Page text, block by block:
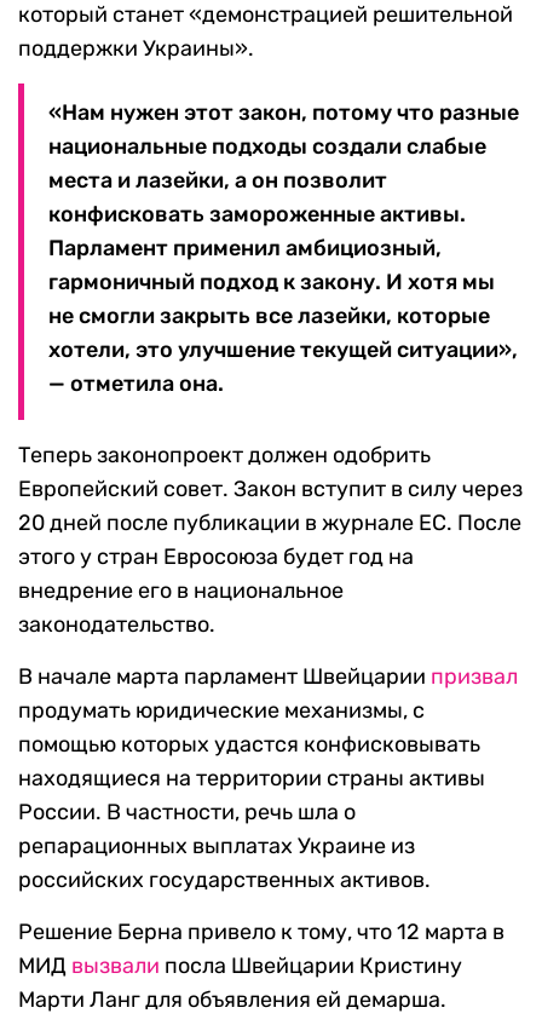
который станет «демонстрацией решительной
поддержки Украины».
«Нам нужен этот закон, потому что разные
национальные подходы создали слабые
места и лазейки, а он позволит
конфисковать замороженные активы.
Парламент применил амбициозный,
гармоничный подход к закону. И хотя мы
не смогли закрыть все лазейки, которые
хотели, это улучшение текущей ситуации»,
— отметила она.
Теперь законопроект должен одобрить
Европейский совет. Закон вступит в силу через
20 дней после публикации в журнале ЕС. После
этого у стран Евросоюза будет год на
внедрение его в национальное
законодательство.
В начале марта парламент Швейцарии призвал
продумать юридические механизмы, с
помощью которых удастся конфисковывать
находящиеся на территории страны активы
России. В частности, речь шла о
репарационных выплатах Украине из
российских государственных активов.
Решение Берна привело к тому, что 12 марта в
МИД вызвали посла Швейцарии Кристину
Марти Ланг для объявления ей демарша.